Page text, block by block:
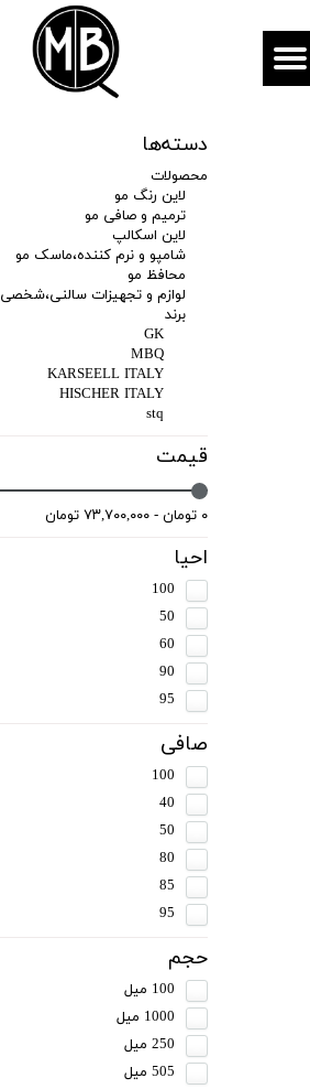
دسته‌ها
محصولات
لاین رنگ مو
ترمیم و صافی مو
لاین اسکالپ
شامپو و نرم کننده،ماسک مو
محافظ مو
لوازم و تجهیزات سالنی،شخصی
برند
GK
MBQ
KARSEELL ITALY
HISCHER ITALY
stq
قیمت
۰ تومان - ۷۳,۷۰۰,۰۰۰ تومان
احیا
100
50
60
90
95
صافی
100
40
50
80
85
95
حجم
100 میل
1000 میل
250 میل
505 میل